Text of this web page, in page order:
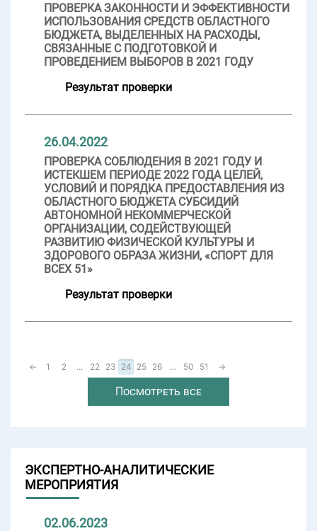
ПРОВЕРКА ЗАКОННОСТИ И ЭФФЕКТИВНОСТИ
ИСПОЛЬЗОВАНИЯ СРЕДСТВ ОБЛАСТНОГО
БЮДЖЕТА, ВЫДЕЛЕННЫХ НА РАСХОДЫ,
СВЯЗАННЫЕ С ПОДГОТОВКОЙ И
ПРОВЕДЕНИЕМ ВЫБОРОВ В 2021 ГОДУ
Результат проверки
26.04.2022
ПРОВЕРКА СОБЛЮДЕНИЯ В 2021 ГОДУ И
ИСТЕКШЕМ ПЕРИОДЕ 2022 ГОДА ЦЕЛЕЙ,
УСЛОВИЙ И ПОРЯДКА ПРЕДОСТАВЛЕНИЯ ИЗ
ОБЛАСТНОГО БЮДЖЕТА СУБСИДИЙ
АВТОНОМНОЙ НЕКОММЕРЧЕСКОЙ
ОРГАНИЗАЦИИ, СОДЕЙСТВУЮЩЕЙ
РАЗВИТИЮ ФИЗИЧЕСКОЙ КУЛЬТУРЫ И
ЗДОРОВОГО ОБРАЗА ЖИЗНИ, «СПОРТ ДЛЯ
ВСЕХ 51»
Результат проверки
← 1 2 ... 22 23 24 25 26 ... 50 51 →
Посмотреть все
ЭКСПЕРТНО-АНАЛИТИЧЕСКИЕ
МЕРОПРИЯТИЯ
02.06.2023